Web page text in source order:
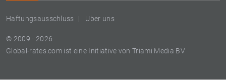
Haftungsausschluss Uber uns
© 2009 - 2026
Global-rates.com ist eine Initiative von Triami Media BV